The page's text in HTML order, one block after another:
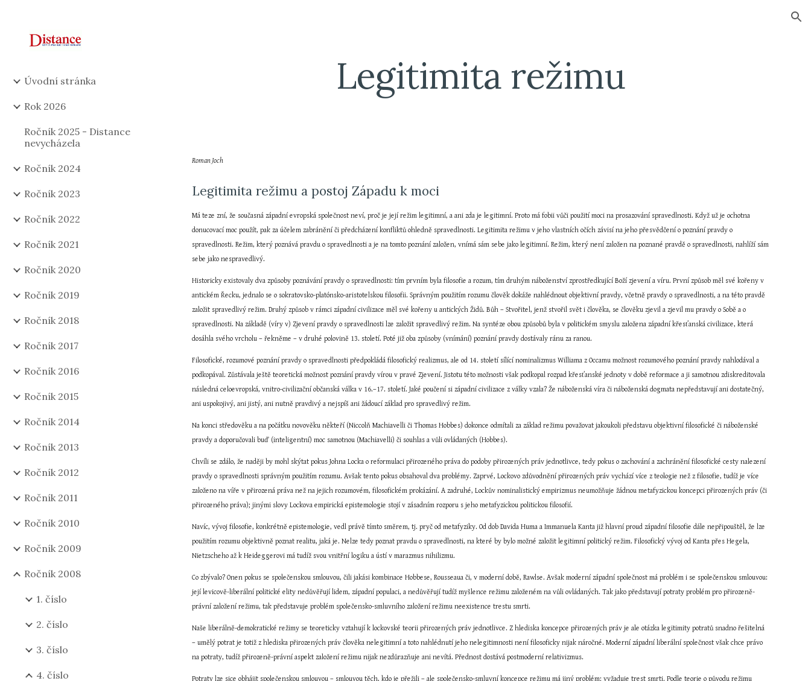
Úvodní stránka
Rok 2026
Ročník 2025 - Distance
nevycházela
Ročník 2024
Ročník 2023
Ročník 2022
Ročník 2021
Ročník 2020
Ročník 2019
Ročník 2018
Ročník 2017
Ročník 2016
Ročník 2015
Ročník 2014
Ročník 2013
Ročník 2012
Ročník 2011
Ročník 2010
Ročník 2009
Ročník 2008
1. číslo
2. číslo
3. číslo
4. číslo
Legitimita režimu
Roman Joch
Legitimita režimu a postoj Západu k moci
Má teze zní, že současná západní evropská společnost neví, proč je její režim legitimní, a ani zda je legitimní. Proto má fobii vůči použití moci na prosazování spravedlnosti. Když už je ochotna
donucovací moc použít, pak za účelem zabránění či předcházení konfliktů ohledně spravedlnosti. Legitimita režimu v jeho vlastních očích závisí na jeho přesvědčení o poznání pravdy o
spravedlnosti. Režim, který poznává pravdu o spravedlnosti a je na tomto poznání založen, vnímá sám sebe jako legitimní. Režim, který není založen na poznané pravdě o spravedlnosti, nahlíží sám
sebe jako nespravedlivý.
Historicky existovaly dva způsoby poznávání pravdy o spravedlnosti: tím prvním byla filosofie a rozum, tím druhým náboženství zprostředkující Boží zjevení a víru. První způsob měl své kořeny v
antickém Řecku, jednalo se o sokratovsko-platónsko-aristotelskou filosofii. Správným použitím rozumu člověk dokáže nahlédnout objektivní pravdy, včetně pravdy o spravedlnosti, a na této pravdě
založit spravedlivý režim. Druhý způsob v rámci západní civilizace měl své kořeny u antických Židů. Bůh – Stvořitel, jenž stvořil svět i člověka, se člověku zjevil a zjevil mu pravdy o Sobě a o
spravedlnosti. Na základě (víry v) Zjevení pravdy o spravedlnosti lze založit spravedlivý režim. Na syntéze obou způsobů byla v politickém smyslu založena západní křesťanská civilizace, která
dosáhla svého vrcholu – řekněme – v druhé polovině 13. století. Poté již oba způsoby (vnímání) poznání pravdy dostávaly ránu za ranou.
Filosofické, rozumové poznání pravdy o spravedlnosti předpokládá filosofický realizmus, ale od 14. století sílící nominalizmus Williama z Occamu možnost rozumového poznání pravdy nahlodával a
podkopával. Zůstávala ještě teoretická možnost poznání pravdy vírou v pravé Zjevení. Jistotu této možnosti však podkopal rozpad křesťanské jednoty v době reformace a ji samotnou zdiskreditovala
následná celoevropská, vnitro-civilizační občanská válka v 16.–17. století. Jaké poučení si západní civilizace z války vzala? Že náboženská víra či náboženská dogmata nepředstavují ani dostatečný,
ani uspokojivý, ani jistý, ani nutně pravdivý a nejspíš ani žádoucí základ pro spravedlivý režim.
Na konci středověku a na počátku novověku někteří (Niccolň Machiavelli či Thomas Hobbes) dokonce odmítali za základ režimu považovat jakoukoli představu objektivní filosofické či náboženské
pravdy a doporučovali buď (inteligentní) moc samotnou (Machiavelli) či souhlas a vůli ovládaných (Hobbes).
Chvíli se zdálo, že naději by mohl skýtat pokus Johna Locka o reformulaci přirozeného práva do podoby přirozených práv jednotlivce, tedy pokus o zachování a zachránění filosofické cesty nalezení
pravdy o spravedlnosti správným použitím rozumu. Avšak tento pokus obsahoval dva problémy. Zaprvé, Lockovo zdůvodnění přirozených práv vychází více z teologie než z filosofie, tudíž je více
založeno na víře v přirozená práva než na jejich rozumovém, filosofickém prokázání. A zadruhé, Lockův nominalistický empirizmus neumožňuje žádnou metafyzickou koncepci přirozených práv (či
přirozeného práva); jinými slovy Lockova empirická epistemologie stojí v zásadním rozporu s jeho metafyzickou politickou filosofií.
Navíc, vývoj filosofie, konkrétně epistemologie, vedl právě tímto směrem, tj. pryč od metafyziky. Od dob Davida Huma a Immanuela Kanta již hlavní proud západní filosofie dále nepřipouštěl, že lze
použitím rozumu objektivně poznat realitu, jaká je. Nelze tedy poznat pravdu o spravedlnosti, na které by bylo možné založit legitimní politický režim. Filosofický vývoj od Kanta přes Hegela,
Nietzscheho až k Heideggerovi má tudíž svou vnitřní logiku a ústí v marazmus nihilizmu.
Co zbývalo? Onen pokus se společenskou smlouvou, čili jakási kombinace Hobbese, Rousseaua či, v moderní době, Rawlse. Avšak moderní západní společnost má problém i se společenskou smlouvou:
její levicově-liberální politické elity nedůvěřují lidem, západní populaci, a nedůvěřují tudíž myšlence režimu založeném na vůli ovládaných. Tak jako představují potraty problém pro přirozeně-
právní založení režimu, tak představuje problém společensko-smluvního založení režimu neexistence trestu smrti.
Naše liberálně-demokratické režimy se teoreticky vztahují k lockovské teorii přirozených práv jednotlivce. Z hlediska koncepce přirozených práv je ale otázka legitimity potratů snadno řešitelná
– umělý potrat je totiž z hlediska přirozených práv člověka nelegitimní a toto nahlédnutí jeho nelegitimnosti není filosoficky nijak náročné. Moderní západní liberální společnost však chce právo
na potraty, tudíž přirozeně-právní aspekt založení režimu nijak nezdůrazňuje ani nevítá. Přednost dostává postmoderní relativizmus.
Potraty lze sice obhájit společenskou smlouvou – smlouvou těch, kdo je přežili – ale společensko-smluvní koncepce režimu má jiný problém: vyžaduje trest smrti. Podle teorie o původu režimu